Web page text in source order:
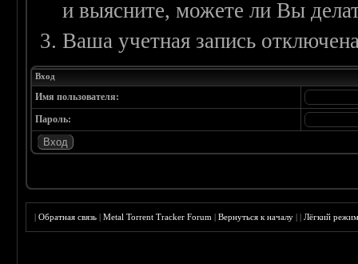
и выясните, можете ли Вы
Ваша учетная запись
Вход
Имя пользователя:
Пароль:
|Обратная связь |Metal Torrent Tracker Forum |Вернуться к началу ||Лёгкий